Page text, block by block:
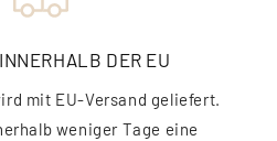
DER EU
mit EU-Versand geliefert.
weniger Tage eine